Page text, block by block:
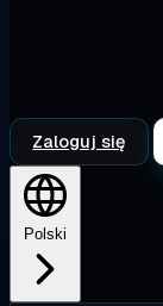
Zaloguj się
Polski